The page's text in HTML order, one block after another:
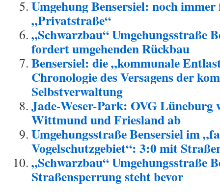
Umgehung Bensersiel: noch
„Privatstraße“
„Schwarzbau“ Umgehungsstraße
fordert umgehenden Rückbau
Bensersiel: die „kommunale
Chronologie des Versagens der
Selbstverwaltung
Jade-Weser-Park: OVG Lüneburg
Wittmund und Friesland ab
Umgehungsstraße Bensersiel im
Vogelschutzgebiet“: 3:0 mit
„Schwarzbau“ Umgehungsstraße
Straßensperrung steht bevor